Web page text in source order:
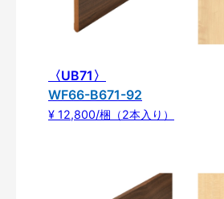
〈UB71〉
WF66-B671-92
¥ 12,800/梱（2本入り）